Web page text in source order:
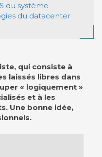
du système
du datacenter
qui consiste à
laissés libres dans
« logiquement »
et à les
Une bonne idée,